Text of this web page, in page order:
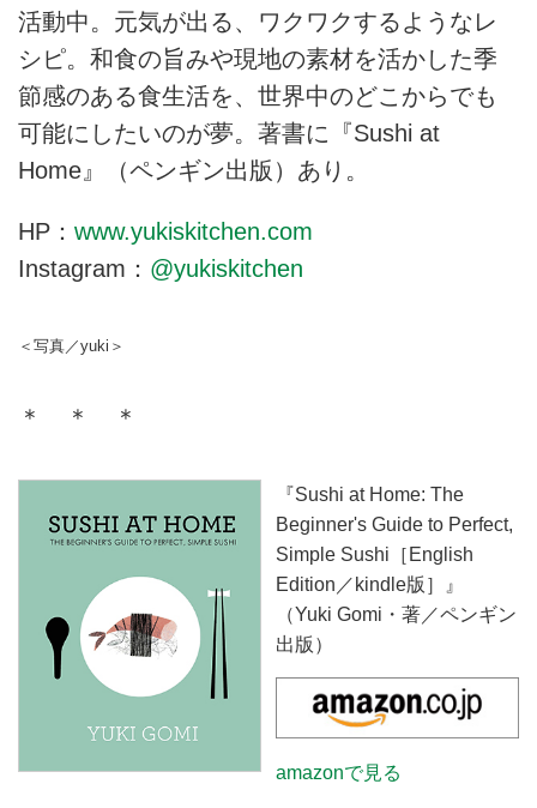
活動中。元気が出る、ワクワクするようなレ
シピ。和食の旨みや現地の素材を活かした季
節感のある食生活を、世界中のどこからでも
可能にしたいのが夢。著書に『Sushi at
Home』（ペンギン出版）あり。
HP： www.yukiskitchen.com
Instagram： @yukiskitchen
＜写真／yuki＞
＊ ＊ ＊
『Sushi at Home: The
Beginner's Guide to Perfect,
Simple Sushi［English
Edition／kindle版］』
（Yuki Gomi・著／ペンギン
出版）
amazonで見る